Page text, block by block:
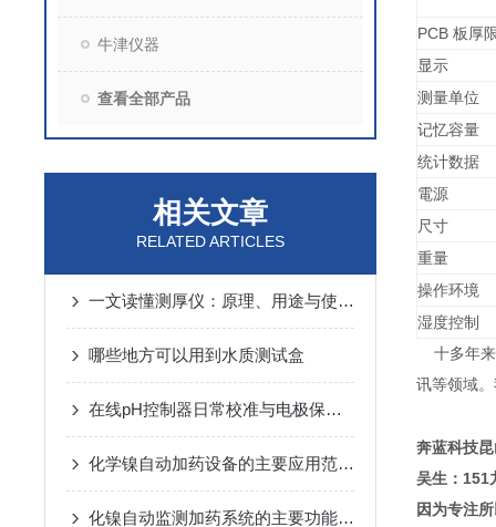
牛津仪器
查看全部产品
相关文章
RELATED ARTICLES
一文读懂测厚仪：原理、用途与使用方法
哪些地方可以用到水质测试盒
在线pH控制器日常校准与电极保养技巧
化学镍自动加药设备的主要应用范围介绍
化镍自动监测加药系统的主要功能分析
PCB 板厚
显示
测量单位
记忆容量
统计数据
電源
尺寸
重量
操作环境
湿度控制
十多年来
讯等领域
奔蓝科技
吴生：151
因为专注